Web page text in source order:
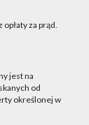
za prąd.
jest na
od
określonej w